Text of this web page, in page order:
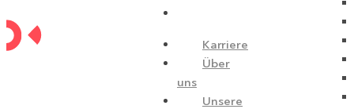
Karriere
Über
uns
Unsere